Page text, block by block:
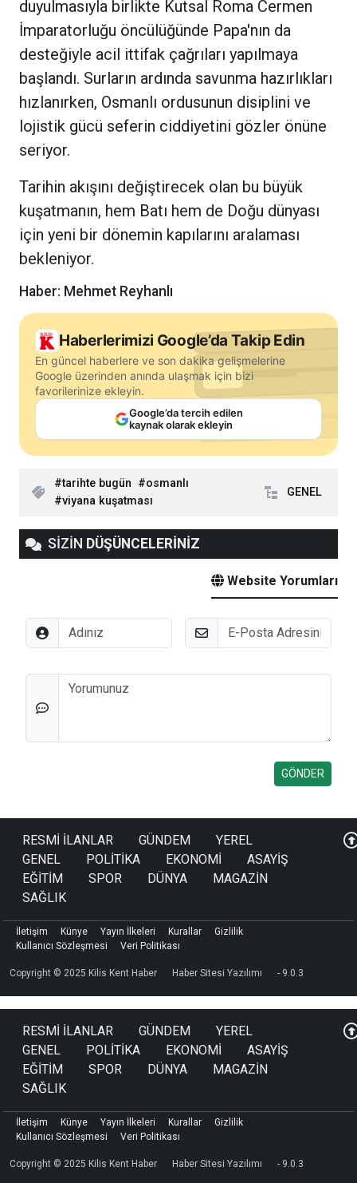
duyulmasıyla birlikte Kutsal Roma Cermen
İmparatorluğu öncülüğünde Papa'nın da
desteğiyle acil ittifak çağrıları yapılmaya
başlandı. Surların ardında savunma hazırlıkları
hızlanırken, Osmanlı ordusunun disiplini ve
lojistik gücü seferin ciddiyetini gözler önüne
seriyor.
Tarihin akışını değiştirecek olan bu büyük
kuşatmanın, hem Batı hem de Doğu dünyası
için yeni bir dönemin kapılarını aralaması
bekleniyor.
Haber: Mehmet Reyhanlı
Haberlerimizi Google’da Takip Edin
En güncel haberlere ve son dakika gelişmelerine
Google üzerinden anında ulaşmak için bizi
favorilerinize ekleyin.
Google’da tercih edilen
kaynak olarak ekleyin
tarihte bugün
osmanlı
viyana kuşatması
GENEL
SİZİN DÜŞÜNCELERİNİZ
Website Yorumları
Adınız E-Posta
Düşünceleriniz
RESMİ İLANLAR GÜNDEM
YEREL
GENEL
POLİTİKA EKONOMİ
ASAYİŞ
EĞİTİM
SPOR DÜNYA
MAGAZİN
SAĞLIK
Copyright © 2025 Kilis Kent Haber Haber Sitesi Yazılımı - 9.0.3
İletişim Künye Yayın İlkeleri Kurallar
Gizlilik
Kullanıcı Sözleşmesi
Veri Politikası
RESMİ İLANLAR GÜNDEM
YEREL
GENEL
POLİTİKA EKONOMİ
ASAYİŞ
EĞİTİM
SPOR DÜNYA
MAGAZİN
SAĞLIK
Copyright © 2025 Kilis Kent Haber Haber Sitesi Yazılımı - 9.0.3
İletişim Künye Yayın İlkeleri Kurallar
Gizlilik
Kullanıcı Sözleşmesi
Veri Politikası